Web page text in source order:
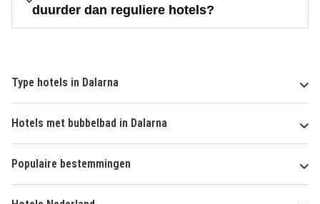
duurder dan reguliere hotels?
Type hotels in Dalarna
Hotels met bubbelbad in Dalarna
Populaire bestemmingen